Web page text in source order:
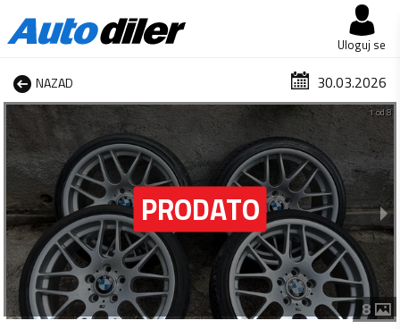
Uloguj se
NAZAD 30.03.2026
1 od 8
8